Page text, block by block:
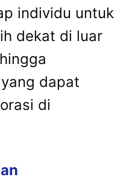
individu untuk
dekat di luar
yang dapat
di